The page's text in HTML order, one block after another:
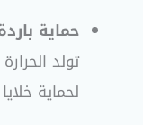
حماية
تولد
لحماية